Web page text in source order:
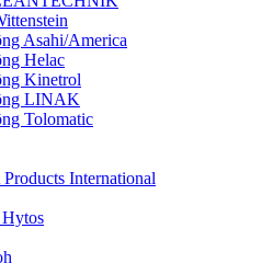
Asahi/America
Helac
Kinetrol
LINAK
Tolomatic
International